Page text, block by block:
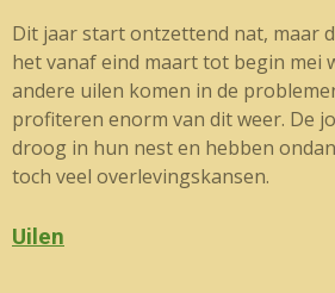
Dit jaar start ontzettend nat, maar
het vanaf eind maart tot begin mei
andere uilen komen in de
profiteren enorm van dit weer. De
droog in hun nest en hebben
toch veel overlevingskansen.
Uilen